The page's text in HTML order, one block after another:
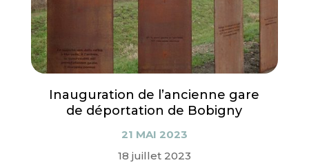
Inauguration de l’ancienne gare
de déportation de Bobigny
21 MAI 2023
18 juillet 2023